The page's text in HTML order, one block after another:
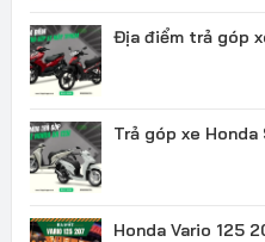
Địa điểm trả góp
Trả góp xe Honda
Honda Vario 125